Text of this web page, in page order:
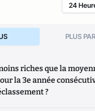
24
PLUS
riches que la
la 3e année
?